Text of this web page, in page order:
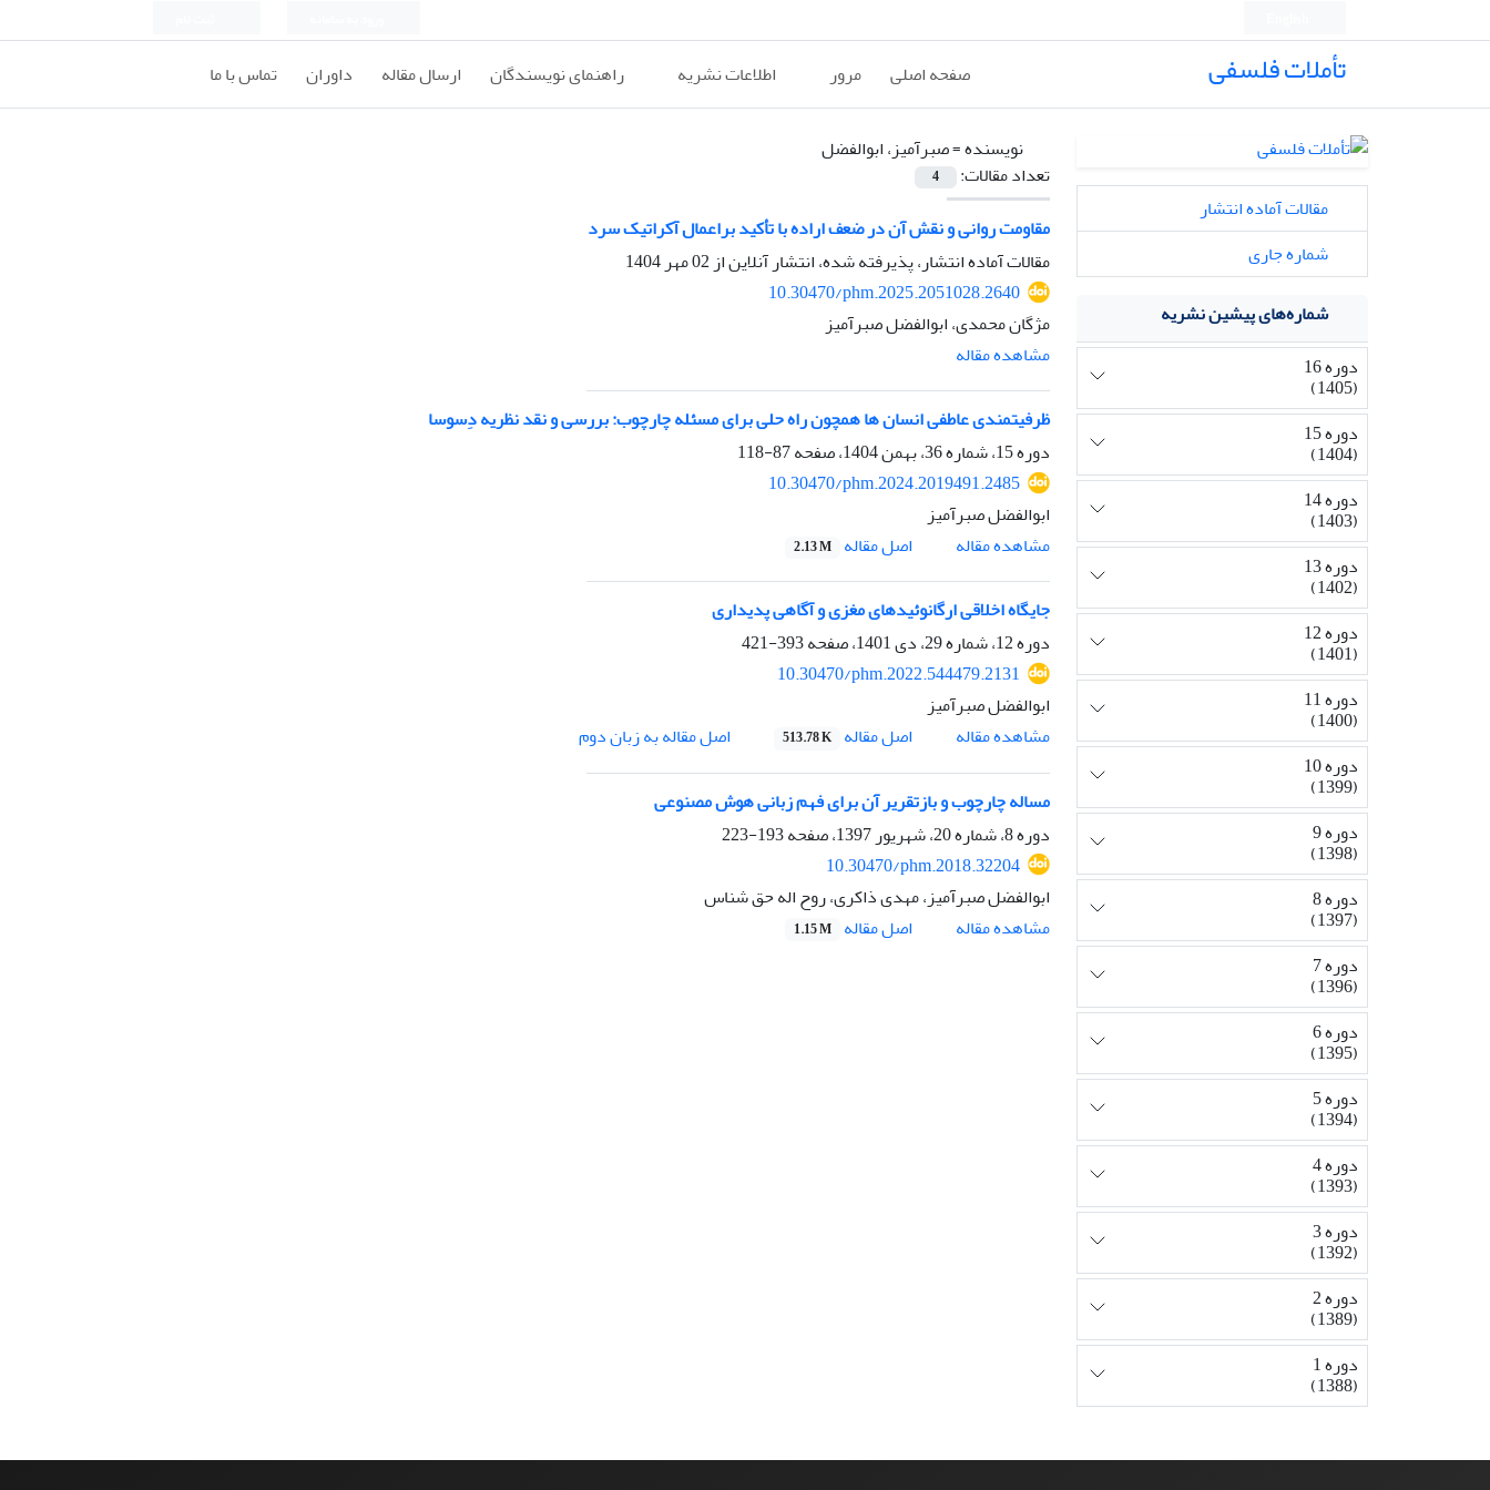
تأملات فلسفی صفحه اصلی مرور اطلاعات نشریه راهنمای نویسندگان ارسال مقاله داوران تماس با ما
نویسنده =صبرآمیز، ابوالفضل
تعداد مقالات:
4
مقاومت روانی و نقش آن در ضعف اراده با تأکید براعمال آکراتیک سرد
مقالات آماده انتشار، پذیرفته شده، انتشار آنلاین از02 مهر 1404
10.30470/phm.2025.2051028.2640
مژگان محمدی، ابوالفضل صبرآمیز
مشاهده مقاله
ظرفیتمندی عاطفی انسان ها همچون راه حلی برای مسئله چارچوب: بررسی و نقد نظریه دِسوسا
دوره 15، شماره 36، بهمن 1404، صفحه
87-118
10.30470/phm.2024.2019491.2485
ابوالفضل صبرآمیز
مشاهده مقاله
اصل مقاله 2.13 M
جایگاه اخلاقی ارگانوئیدهای مغزی و آگاهی پدیداری
دوره 12، شماره 29، دی 1401، صفحه
393-421
10.30470/phm.2022.544479.2131
ابوالفضل صبرآمیز
مشاهده مقاله
اصل مقاله 513.78 K
اصل مقاله به زبان دوم
مساله چارچوب و بازتقریر آن برای فهم زبانی هوش مصنوعی
دوره 8، شماره 20، شهریور 1397، صفحه
193-223
10.30470/phm.2018.32204
ابوالفضل صبرآمیز، مهدی ذاکری، روح اله حق شناس
مشاهده مقاله
اصل مقاله 1.15 M
مقالات آماده انتشار
شماره جاری
شماره‌های پیشین نشریه
دوره 16
(1405)
دوره 15
(1404)
دوره 14
(1403)
دوره 13
(1402)
دوره 12
(1401)
دوره 11
(1400)
دوره 10
(1399)
دوره 9
(1398)
دوره 8
(1397)
دوره 7
(1396)
دوره 6
(1395)
دوره 5
(1394)
دوره 4
(1393)
دوره 3
(1392)
دوره 2
(1389)
دوره 1
(1388)